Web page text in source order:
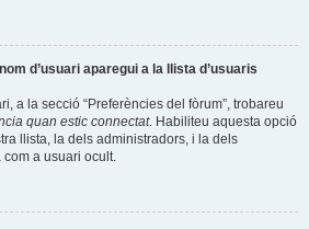
d’usuari aparegui a la llista d’usuaris
a la secció “Preferències del fòrum”, trobareu
quan estic connectat. Habiliteu aquesta opció
llista, la dels administradors, i la dels
a usuari ocult.